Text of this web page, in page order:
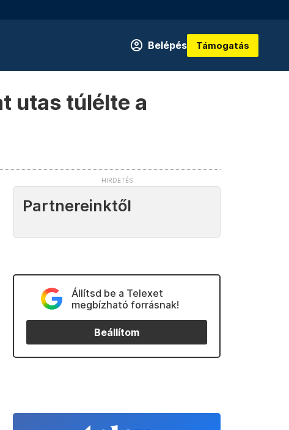
Belépés Támogatás
utas túlélte a
Partnereinktől
Állítsd be a Telexet
megbízható forrásnak!
Beállítom